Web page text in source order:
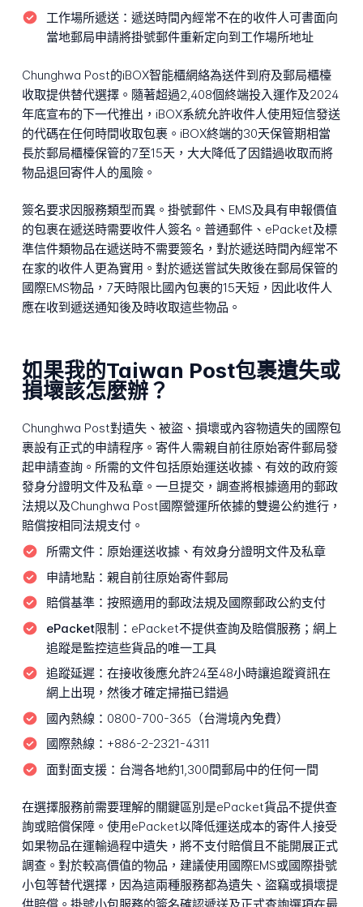
工作場所遞送： 遞送時間內經常不在的收件人可書面向
當地郵局申請將掛號郵件重新定向到工作場所地址
Chunghwa Post的iBOX智能櫃網絡為送件到府及郵局櫃檯
收取提供替代選擇。隨著超過2,408個終端投入運作及2024
年底宣布的下一代推出，iBOX系統允許收件人使用短信發送
的代碼在任何時間收取包裹。iBOX終端的30天保管期相當
長於郵局櫃檯保管的7至15天，大大降低了因錯過收取而將
物品退回寄件人的風險。
簽名要求因服務類型而異。掛號郵件、EMS及具有申報價值
的包裹在遞送時需要收件人簽名。普通郵件、ePacket及標
準信件類物品在遞送時不需要簽名，對於遞送時間內經常不
在家的收件人更為實用。對於遞送嘗試失敗後在郵局保管的
國際EMS物品，7天時限比國內包裹的15天短，因此收件人
應在收到遞送通知後及時收取這些物品。
如果我的Taiwan Post包裹遺失或
損壞該怎麼辦？
Chunghwa Post對遺失、被盜、損壞或內容物遺失的國際包
裹設有正式的申請程序。寄件人需親自前往原始寄件郵局發
起申請查詢。所需的文件包括原始運送收據、有效的政府簽
發身分證明文件及私章。一旦提交，調查將根據適用的郵政
法規以及Chunghwa Post國際營運所依據的雙邊公約進行，
賠償按相同法規支付。
所需文件： 原始運送收據、有效身分證明文件及私章
申請地點： 親自前往原始寄件郵局
賠償基準： 按照適用的郵政法規及國際郵政公約支付
ePacket限制： ePacket不提供查詢及賠償服務；網上
追蹤是監控這些貨品的唯一工具
追蹤延遲： 在接收後應允許24至48小時讓追蹤資訊在
網上出現，然後才確定掃描已錯過
國內熱線： 0800-700-365（台灣境內免費）
國際熱線： +886-2-2321-4311
面對面支援： 台灣各地約1,300間郵局中的任何一間
在選擇服務前需要理解的關鍵區別是ePacket貨品不提供查
詢或賠償保障。使用ePacket以降低運送成本的寄件人接受
如果物品在運輸過程中遺失，將不支付賠償且不能開展正式
調查。對於較高價值的物品，建議使用國際EMS或國際掛號
小包等替代選擇，因為這兩種服務都為遺失、盜竊或損壞提